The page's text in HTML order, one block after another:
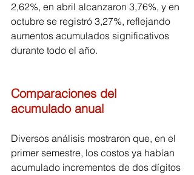
2,62%, en abril alcanzaron 3,76%, y en
octubre se registró 3,27%, reflejando
aumentos acumulados significativos
durante todo el año.
Comparaciones del
acumulado anual
Diversos análisis mostraron que, en el
primer semestre, los costos ya habían
acumulado incrementos de dos dígitos